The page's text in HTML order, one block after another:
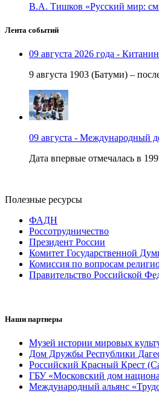
В.А. Тишков «Русский мир:
Лента событий
09 августа 2026 года -
9 августа 1903 (Батуми) –
09 августа - Международный
Дата впервые отмечалась в
Полезные ресурсы
ФАДН
Россотрудничество
Президент России
Комитет Государственной
Комиссия по вопросам
Правительство Российской
Наши партнеры
Музей истории мировых
Дом Дружбы Республики
Российский Красный Крест
ГБУ «Московский дом
Международный альянс